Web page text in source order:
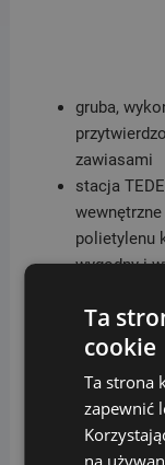
gruba,
zawiasami
stacja
polietylenu
wygodny i
stacja
oraz
DANE
Ta
cookie
Ta strona
zapewnić
na